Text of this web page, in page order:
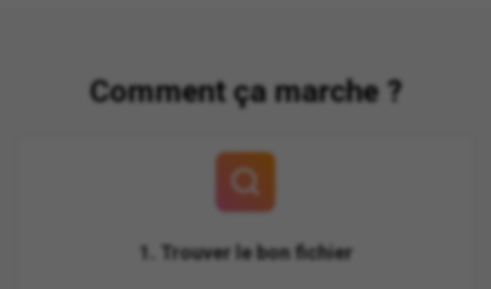
Comment ça marche ?
1. Trouver le bon fichier